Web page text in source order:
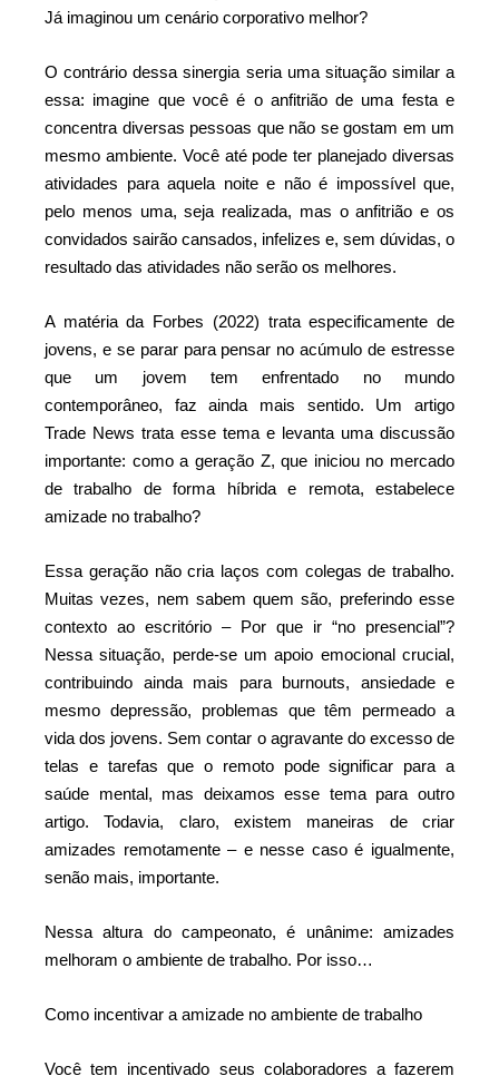
Já imaginou um cenário corporativo melhor?
O contrário dessa sinergia seria uma situação similar a
essa: imagine que você é o anfitrião de uma festa e
concentra diversas pessoas que não se gostam em um
mesmo ambiente. Você até pode ter planejado diversas
atividades para aquela noite e não é impossível que,
pelo menos uma, seja realizada, mas o anfitrião e os
convidados sairão cansados, infelizes e, sem dúvidas, o
resultado das atividades não serão os melhores.
A matéria da Forbes (2022) trata especificamente de
jovens, e se parar para pensar no acúmulo de estresse
que um jovem tem enfrentado no mundo
contemporâneo, faz ainda mais sentido. Um artigo
Trade News trata esse tema e levanta uma discussão
importante: como a geração Z, que iniciou no mercado
de trabalho de forma híbrida e remota, estabelece
amizade no trabalho?
Essa geração não cria laços com colegas de trabalho.
Muitas vezes, nem sabem quem são, preferindo esse
contexto ao escritório – Por que ir “no presencial”?
Nessa situação, perde-se um apoio emocional crucial,
contribuindo ainda mais para burnouts, ansiedade e
mesmo depressão, problemas que têm permeado a
vida dos jovens. Sem contar o agravante do excesso de
telas e tarefas que o remoto pode significar para a
saúde mental, mas deixamos esse tema para outro
artigo. Todavia, claro, existem maneiras de criar
amizades remotamente – e nesse caso é igualmente,
senão mais, importante.
Nessa altura do campeonato, é unânime: amizades
melhoram o ambiente de trabalho. Por isso…
Como incentivar a amizade no ambiente de trabalho
Você tem incentivado seus colaboradores a fazerem